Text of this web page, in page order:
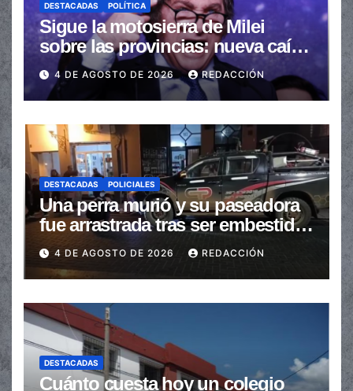
DESTACADAS POLÍTICA
Sigue la motosierra de Milei
sobre las provincias: nueva caída
de las transferencias no
automáticas
4 DE AGOSTO DE 2026 REDACCIÓN
DESTACADAS POLICIALES
Una perra murió y su paseadora
fue arrastrada tras ser embestidas
en la senda peatonal
4 DE AGOSTO DE 2026 REDACCIÓN
DESTACADAS
Cuánto cuesta hoy un colegio